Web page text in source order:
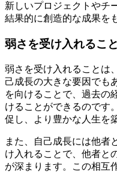
新しいプロジェクトやチ
結果的に創造的な成果を
弱さを受け入れるこ
弱さを受け入れることは
己成長の大きな要因でも
を向けることで、過去の
けることができるのです
促し、より豊かな人生を
また、自己成長には他者
け入れることで、他者と
が深まります。この相互